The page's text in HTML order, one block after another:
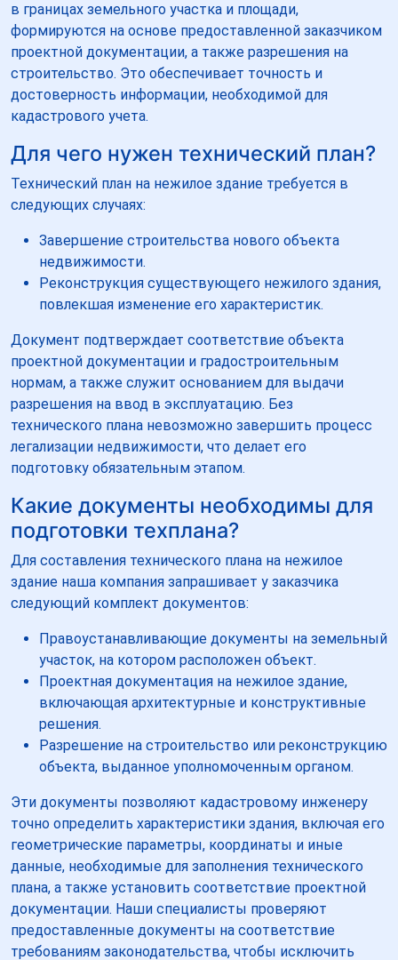
в границах земельного участка и площади,
формируются на основе предоставленной заказчиком
проектной документации, а также разрешения на
строительство. Это обеспечивает точность и
достоверность информации, необходимой для
кадастрового учета.
Для чего нужен технический план?
Технический план на нежилое здание требуется в
следующих случаях:
Завершение строительства нового объекта
недвижимости.
Реконструкция существующего нежилого здания,
повлекшая изменение его характеристик.
Документ подтверждает соответствие объекта
проектной документации и градостроительным
нормам, а также служит основанием для выдачи
разрешения на ввод в эксплуатацию. Без
технического плана невозможно завершить процесс
легализации недвижимости, что делает его
подготовку обязательным этапом.
Какие документы необходимы для
подготовки техплана?
Для составления технического плана на нежилое
здание наша компания запрашивает у заказчика
следующий комплект документов:
Правоустанавливающие документы на земельный
участок, на котором расположен объект.
Проектная документация на нежилое здание,
включающая архитектурные и конструктивные
решения.
Разрешение на строительство или реконструкцию
объекта, выданное уполномоченным органом.
Эти документы позволяют кадастровому инженеру
точно определить характеристики здания, включая его
геометрические параметры, координаты и иные
данные, необходимые для заполнения технического
плана, а также установить соответствие проектной
документации. Наши специалисты проверяют
предоставленные документы на соответствие
требованиям законодательства, чтобы исключить